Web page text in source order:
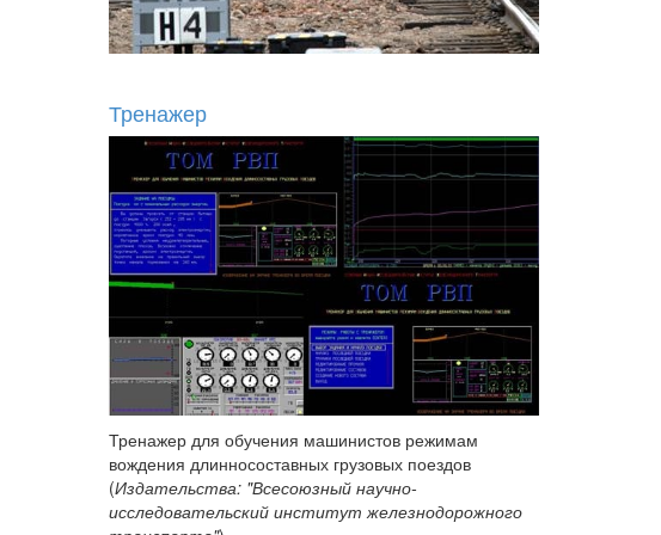
Тренажер
Тренажер для обучения машинистов режимам
вождения длинносоставных грузовых поездов
(Издательства: "Всесоюзный научно-
исследовательский институт железнодорожного